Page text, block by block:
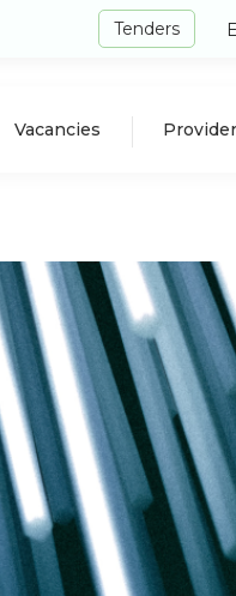
Tenders
Vacancies